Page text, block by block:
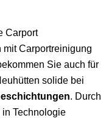
Carport
mit Carportreinigung
Sie auch für
solide bei
. Durch
Technologie